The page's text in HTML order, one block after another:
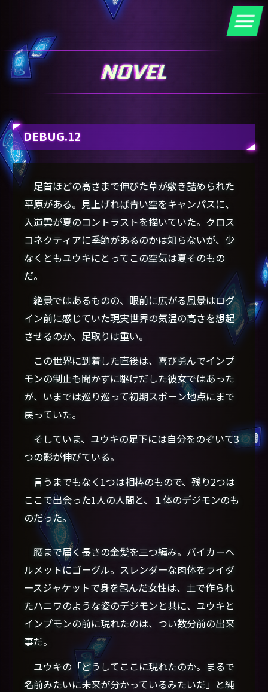
DEBUG.12
足首ほどの高さまで伸びた草が敷き詰められた
平原がある。見上げれば青い空をキャンパスに、
入道雲が夏のコントラストを描いていた。クロス
コネクティアに季節があるのかは知らないが、少
なくともユウキにとってこの空気は夏そのもの
だ。
絶景ではあるものの、眼前に広がる風景はログ
イン前に感じていた現実世界の気温の高さを想起
させるのか、足取りは重い。
この世界に到着した直後は、喜び勇んでインプ
モンの制止も聞かずに駆けだした彼女ではあった
が、いまでは巡り巡って初期スポーン地点にまで
戻っていた。
そしていま、ユウキの足下には自分をのぞいて3
つの影が伸びている。
言うまでもなく1つは相棒のもので、残り2つは
ここで出会った1人の人間と、１体のデジモンのも
のだった。
腰まで届く長さの金髪を三つ編み。バイカーヘ
ルメットにゴーグル。スレンダーな肉体をライダ
ースジャケットで身を包んだ女性は、土で作られ
たハニワのような姿のデジモンと共に、ユウキと
インプモンの前に現れたのは、つい数分前の出来
事だ。
ユウキの「どうしてここに現れたのか。まるで
名前みたいに未来が分かっているみたいだ」と純